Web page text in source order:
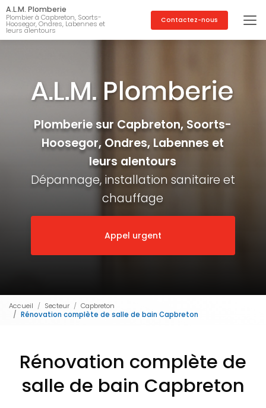
Aller
au
contenu
principal
A.L.M. Plomberie
Plombier à Capbreton, Soorts-
Hoosegor, Ondres, Labennes et
leurs alentours
Contactez-nous
Plomberie sur Capbreton, Soorts-
Hoosegor, Ondres, Labennes et
leurs alentours
Dépannage, installation sanitaire et
chauffage
Appel urgent
Accueil Secteur
Capbreton
Rénovation complète de salle de bain Capbreton
Rénovation complète de
salle de bain Capbreton